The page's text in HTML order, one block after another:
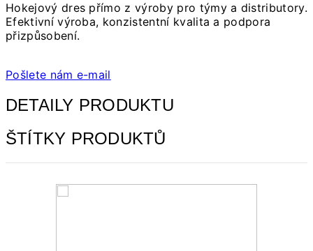
Hokejový dres přímo z výroby pro týmy a distributory.
Efektivní výroba, konzistentní kvalita a podpora
přizpůsobení.
Pošlete nám e-mail
DETAILY PRODUKTU
ŠTÍTKY PRODUKTŮ